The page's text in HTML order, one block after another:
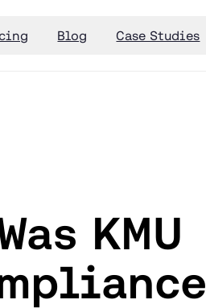
Blog Case Studies
KMU